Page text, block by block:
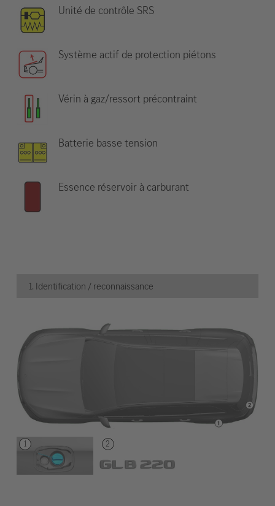
Unité de contrôle SRS
Système actif de protection piétons
Vérin à gaz/ressort précontraint
Batterie basse tension
Essence réservoir à carburant
1. Identification / reconnaissance